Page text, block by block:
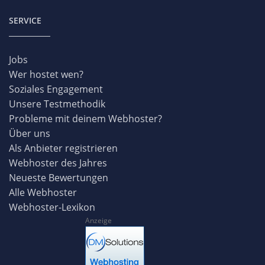
SERVICE
Jobs
Wer hostet wen?
Soziales Engagement
Unsere Testmethodik
Probleme mit deinem Webhoster?
Über uns
Als Anbieter registrieren
Webhoster des Jahres
Neueste Bewertungen
Alle Webhoster
Webhoster-Lexikon
Anzeige